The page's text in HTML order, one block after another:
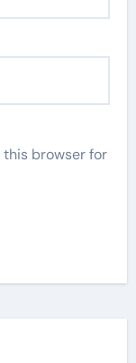
this browser for